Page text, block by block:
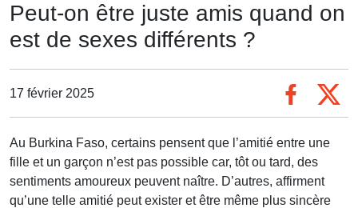
Peut-on être juste amis quand on
est de sexes différents ?
17 février 2025
Au Burkina Faso, certains pensent que l’amitié entre une
fille et un garçon n’est pas possible car, tôt ou tard, des
sentiments amoureux peuvent naître. D’autres, affirment
qu’une telle amitié peut exister et être même plus sincère